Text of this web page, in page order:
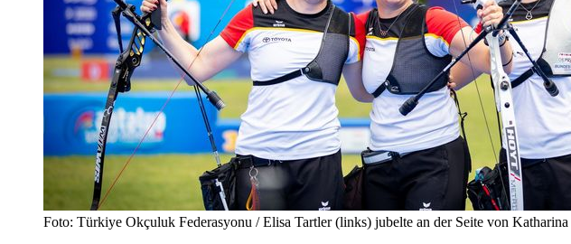
Foto: Türkiye Okçuluk Federasyonu / Elisa Tartler (links) jubelte an der Seite von